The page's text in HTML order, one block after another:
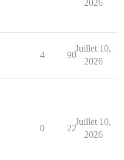
2026
4 90
Juillet 10,
2026
0 22
Juillet 10,
2026